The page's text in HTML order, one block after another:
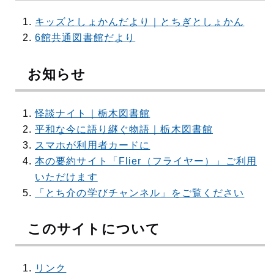
キッズとしょかんだより｜とちぎとしょかん
6館共通図書館だより
お知らせ
怪談ナイト｜栃木図書館
平和な今に語り継ぐ物語｜栃木図書館
スマホが利用者カードに
本の要約サイト「Flier（フライヤー）」ご利用
いただけます
「とち介の学びチャンネル」をご覧ください
このサイトについて
リンク